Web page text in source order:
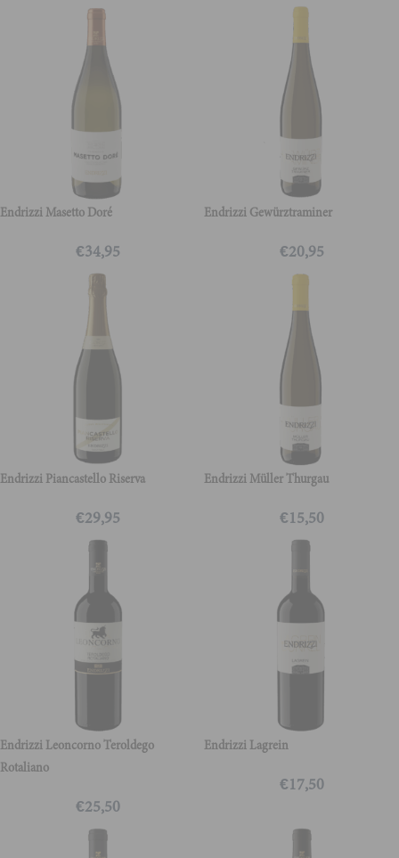
Endrizzi Masetto Doré
€34,95
Endrizzi Gewürztraminer
€20,95
Endrizzi Piancastello Riserva
€29,95
Endrizzi Müller Thurgau
€15,50
Endrizzi Leoncorno Teroldego
Rotaliano
€25,50
Endrizzi Lagrein
€17,50